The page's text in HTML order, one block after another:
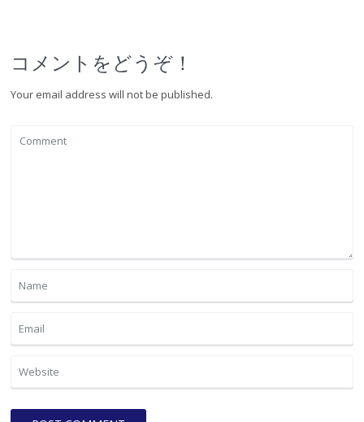
コメントをどうぞ！
Your email address will not be published.